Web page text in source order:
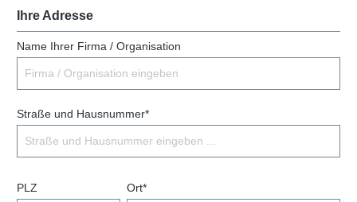
Ihre Adresse
Name Ihrer Firma / Organisation
Straße und Hausnummer*
PLZ Ort*